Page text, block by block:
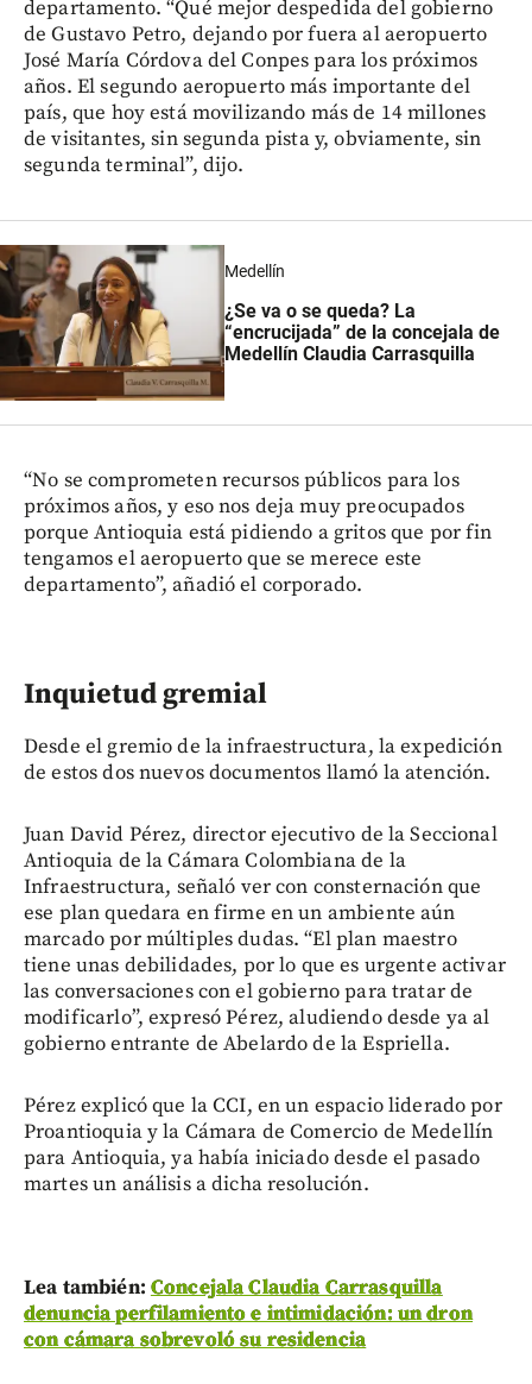
departamento. “Qué mejor despedida del gobierno
de Gustavo Petro, dejando por fuera al aeropuerto
José María Córdova del Conpes para los próximos
años. El segundo aeropuerto más importante del
país, que hoy está movilizando más de 14 millones
de visitantes, sin segunda pista y, obviamente, sin
segunda terminal”, dijo.
Medellín
¿Se va o se queda? La
“encrucijada” de la concejala de
Medellín Claudia Carrasquilla
“No se comprometen recursos públicos para los
próximos años, y eso nos deja muy preocupados
porque Antioquia está pidiendo a gritos que por fin
tengamos el aeropuerto que se merece este
departamento”, añadió el corporado.
Inquietud gremial
Desde el gremio de la infraestructura, la expedición
de estos dos nuevos documentos llamó la atención.
Juan David Pérez, director ejecutivo de la Seccional
Antioquia de la Cámara Colombiana de la
Infraestructura, señaló ver con consternación que
ese plan quedara en firme en un ambiente aún
marcado por múltiples dudas. “El plan maestro
tiene unas debilidades, por lo que es urgente activar
las conversaciones con el gobierno para tratar de
modificarlo”, expresó Pérez, aludiendo desde ya al
gobierno entrante de Abelardo de la Espriella.
Pérez explicó que la CCI, en un espacio liderado por
Proantioquia y la Cámara de Comercio de Medellín
para Antioquia, ya había iniciado desde el pasado
martes un análisis a dicha resolución.
Lea también: Concejala Claudia Carrasquilla
denuncia perfilamiento e intimidación: un dron
con cámara sobrevoló su residencia